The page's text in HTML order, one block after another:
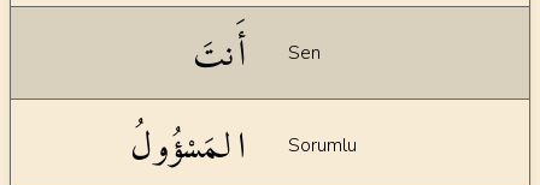
أَنتَ Sen
المَسْؤُولُ Sorumlu